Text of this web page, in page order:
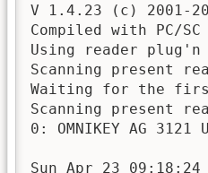
V 1.4.23 (c) 2001-
Compiled with PC/
Using reader plug'n
Scanning present
Waiting for the
Scanning present
0: OMNIKEY AG 3121
Sun Apr 23 09:18:24